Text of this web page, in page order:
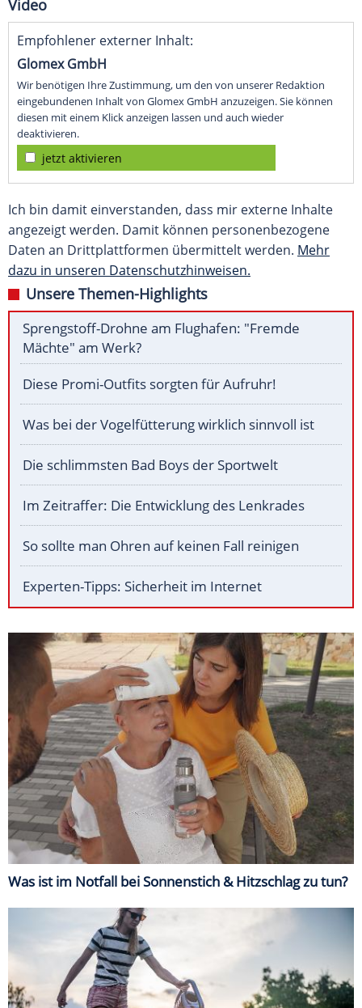
Video
Empfohlener externer Inhalt:
Glomex GmbH
Wir benötigen Ihre Zustimmung, um den von unserer Redaktion
eingebundenen Inhalt von Glomex GmbH anzuzeigen. Sie können
diesen mit einem Klick anzeigen lassen und auch wieder
deaktivieren.
jetzt aktivieren
Ich bin damit einverstanden, dass mir externe Inhalte
angezeigt werden. Damit können personenbezogene
Daten an Drittplattformen übermittelt werden. Mehr
dazu in unseren Datenschutzhinweisen.
Unsere Themen-Highlights
Sprengstoff-Drohne am Flughafen: "Fremde
Mächte" am Werk?
Diese Promi-Outfits sorgten für Aufruhr!
Was bei der Vogelfütterung wirklich sinnvoll ist
Die schlimmsten Bad Boys der Sportwelt
Im Zeitraffer: Die Entwicklung des Lenkrades
So sollte man Ohren auf keinen Fall reinigen
Experten-Tipps: Sicherheit im Internet
Was ist im Notfall bei Sonnenstich & Hitzschlag zu tun?